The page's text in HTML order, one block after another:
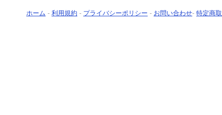
ホーム - 利用規約 - プライバシーポリシー - お問い合わせ- 特定商